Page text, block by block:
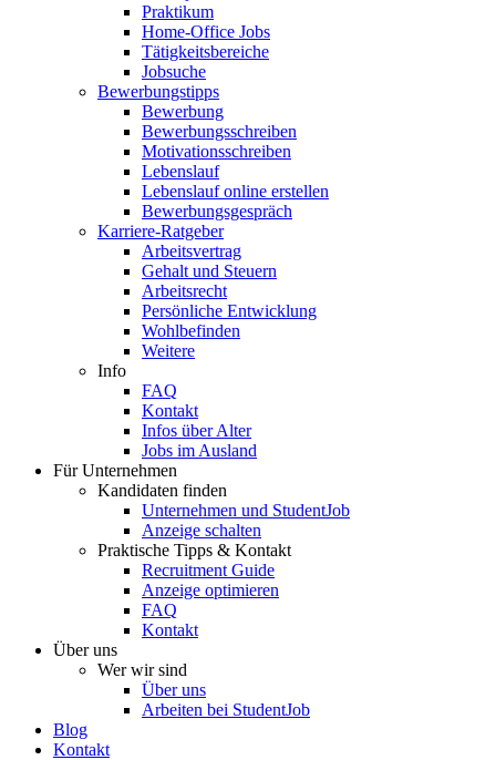
Praktikum
Home-Office Jobs
Tätigkeitsbereiche
Jobsuche
Bewerbungstipps
Bewerbung
Bewerbungsschreiben
Motivationsschreiben
Lebenslauf
Lebenslauf online erstellen
Bewerbungsgespräch
Karriere-Ratgeber
Arbeitsvertrag
Gehalt und Steuern
Arbeitsrecht
Persönliche Entwicklung
Wohlbefinden
Weitere
Info
FAQ
Kontakt
Infos über Alter
Jobs im Ausland
Für Unternehmen
Kandidaten finden
Unternehmen und StudentJob
Anzeige schalten
Praktische Tipps & Kontakt
Recruitment Guide
Anzeige optimieren
FAQ
Kontakt
Über uns
Wer wir sind
Über uns
Arbeiten bei StudentJob
Blog
Kontakt